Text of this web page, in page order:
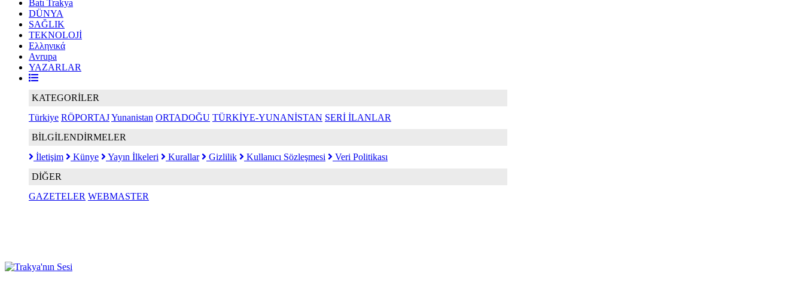
Batı Trakya
DÜNYA
SAĞLIK
TEKNOLOJİ
Ελληνικά
Avrupa
YAZARLAR
KATEGORİLER
Türkiye RÖPORTAJYunanistan ORTADOĞU TÜRKİYE-YUNANİSTAN SERİ İLANLAR
BİLGİLENDİRMELER
İletişim
Künye Yayın İlkeleri Kurallar Gizlilik Kullanıcı Sözleşmesi
Veri Politikası
DİĞER
GAZETELER WEBMASTER